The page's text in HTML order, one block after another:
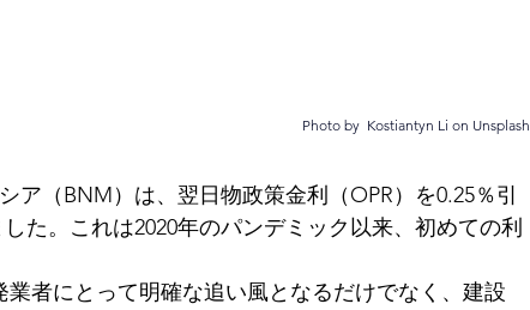
Photo by Kostiantyn Li on Unsplash
ア（BNM）は、翌日物政策金利（OPR）を0.25％引
た。これは2020年のパンデミック以来、初めての利
者にとって明確な追い風となるだけでなく、建設